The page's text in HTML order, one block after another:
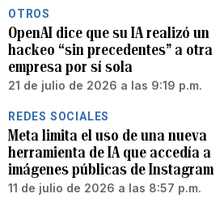
OTROS
OpenAI dice que su IA realizó un
hackeo “sin precedentes” a otra
empresa por sí sola
21 de julio de 2026 a las 9:19 p.m.
REDES SOCIALES
Meta limita el uso de una nueva
herramienta de IA que accedía a
imágenes públicas de Instagram
11 de julio de 2026 a las 8:57 p.m.